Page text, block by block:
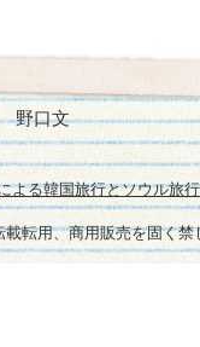
野口文
よる韓国旅行とソウル旅
転用、商用販売を固く禁